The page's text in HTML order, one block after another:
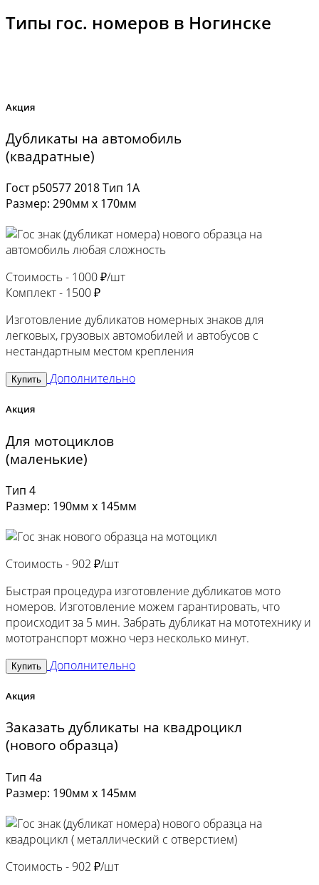
Типы гос. номеров в Ногинске
Акция
Дубликаты на автомобиль
(квадратные)
Гост р50577 2018 Тип 1А
Размер: 290мм х 170мм
Стоимость - 1000 ₽/шт
Комплект - 1500 ₽
Изготовление дубликатов номерных знаков для
легковых, грузовых автомобилей и автобусов с
нестандартным местом крепления
Купить Дополнительно
Акция
Для мотоциклов
(маленькие)
Тип 4
Размер: 190мм х 145мм
Стоимость - 902 ₽/шт
Быстрая процедура изготовление дубликатов мото
номеров. Изготовление можем гарантировать, что
происходит за 5 мин. Забрать дубликат на мототехнику и
мототранспорт можно черз несколько минут.
Купить Дополнительно
Акция
Заказать дубликаты на квадроцикл
(нового образца)
Тип 4а
Размер: 190мм х 145мм
Стоимость - 902 ₽/шт